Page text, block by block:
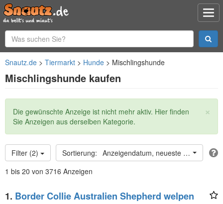
Snautz.de Tiermarkt Hunde Mischlingshunde
Mischlingshunde kaufen
×
Statusmeldung
Die gewünschte Anzeige ist nicht mehr aktiv. Hier finden
Sie Anzeigen aus derselben Kategorie.
Filter (2)
Anzeigendatum, neueste oben
1 bis 20 von 3716 Anzeigen
1. Border Collie Australien Shepherd welpen